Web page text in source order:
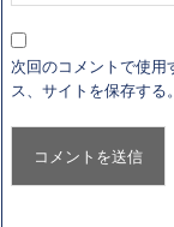
次回のコメントで使用
ス、サイトを保存する。